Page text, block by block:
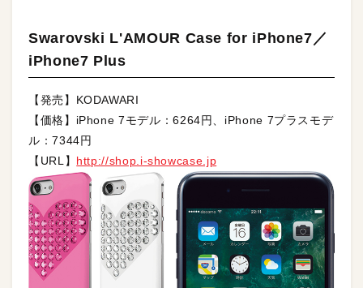
Swarovski L'AMOUR Case for iPhone7／
iPhone7 Plus
【発売】KODAWARI
【価格】iPhone 7モデル：6264円、iPhone 7プラスモデ
ル：7344円
【URL】 http://shop.i-showcase.jp